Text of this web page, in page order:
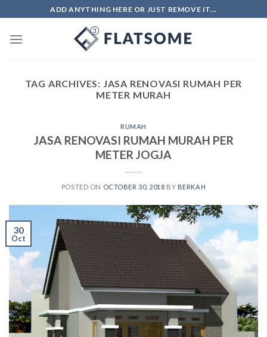
to
content
ADD ANYTHING HERE OR JUST REMOVE IT...
TAG ARCHIVES: JASA RENOVASI RUMAH PER
METER MURAH
RUMAH
JASA RENOVASI RUMAH MURAH PER
METER JOGJA
POSTED ON OCTOBER 30, 2018 BY BERKAH
30
Oct